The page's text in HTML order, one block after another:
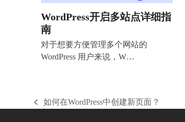
WordPress开启多站点详细指
南
对于想要方便管理多个网站的
WordPress 用户来说，W…
上
如何在WordPress中创建新页面？